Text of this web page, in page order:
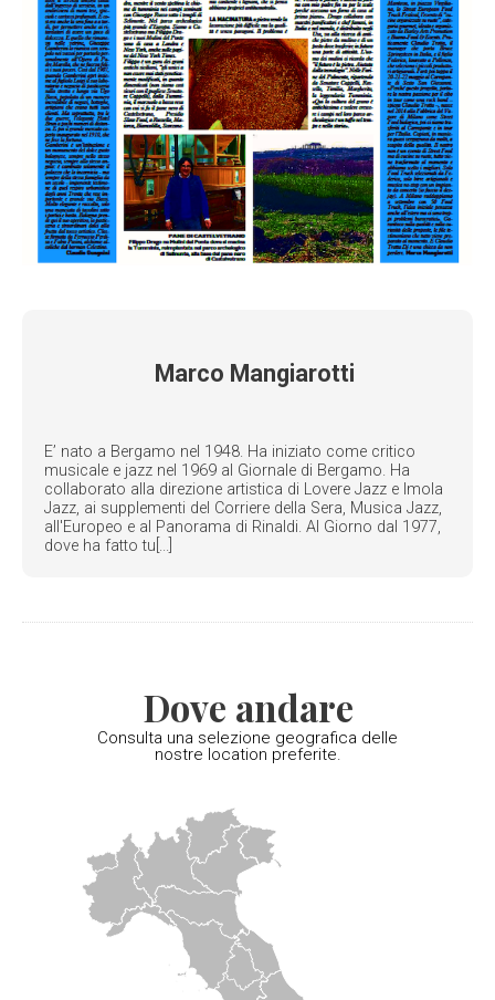
Marco Mangiarotti
E’ nato a Bergamo nel 1948. Ha iniziato come critico
musicale e jazz nel 1969 al Giornale di Bergamo. Ha
collaborato alla direzione artistica di Lovere Jazz e Imola
Jazz, ai supplementi del Corriere della Sera, Musica Jazz,
all'Europeo e al Panorama di Rinaldi. Al Giorno dal 1977,
dove ha fatto tu[...]
Dove andare
Consulta una selezione geografica delle
nostre location preferite.